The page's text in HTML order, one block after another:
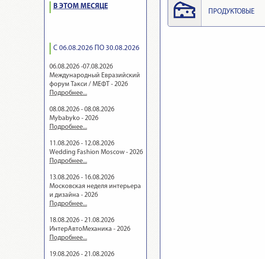
В ЭТОМ МЕСЯЦЕ
С 06.08.2026 ПО 30.08.2026
06.08.2026 -07.08.2026
Международный Евразийский
форум Такси / МЕФТ - 2026
Подробнее...
08.08.2026 - 08.08.2026
Mybabyko - 2026
Подробнее...
11.08.2026 - 12.08.2026
Wedding Fashion Moscow - 2026
Подробнее...
13.08.2026 - 16.08.2026
Московская неделя интерьера
и дизайна - 2026
Подробнее...
18.08.2026 - 21.08.2026
ИнтерАвтоМеханика - 2026
Подробнее...
19.08.2026 - 21.08.2026
ПРОДУКТОВЫЕ